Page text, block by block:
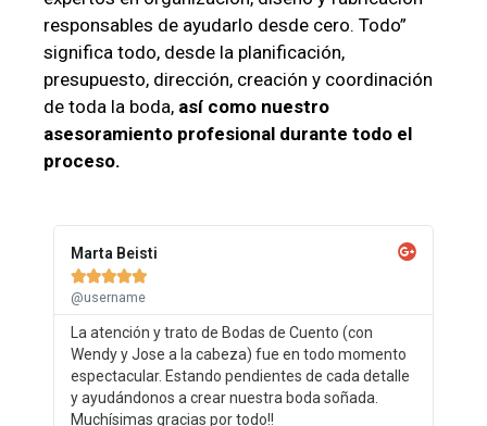
responsables de ayudarlo desde cero. Todo”
significa todo, desde la planificación,
presupuesto, dirección, creación y coordinación
de toda la boda, así como nuestro
asesoramiento profesional durante todo el
proceso.
Marta Beisti

@username
La atención y trato de Bodas de Cuento (con
Wendy y Jose a la cabeza) fue en todo momento
espectacular. Estando pendientes de cada detalle
y ayudándonos a crear nuestra boda soñada.
Muchísimas gracias por todo!!